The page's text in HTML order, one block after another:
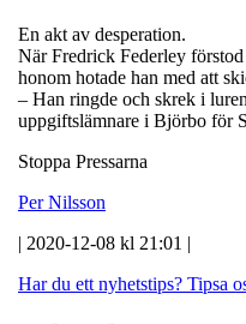
En akt av desperation.
När Fredrick Federley
honom hotade han med att
– Han ringde och skrek i
uppgiftslämnare i Björbo för
Stoppa Pressarna
Per Nilsson
| 2020-12-08 kl 21:01 |
Har du ett nyhetstips? Tipsa